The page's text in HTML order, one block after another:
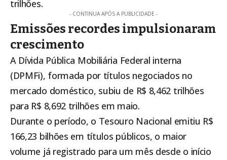
trilhões.
- CONTINUA APÓS A PUBLICIDADE -
Emissões recordes impulsionaram
crescimento
A Dívida Pública Mobiliária Federal interna
(DPMFi), formada por títulos negociados no
mercado doméstico, subiu de R$ 8,462 trilhões
para R$ 8,692 trilhões em maio.
Durante o período, o Tesouro Nacional emitiu R$
166,23 bilhões em títulos públicos, o maior
volume já registrado para um mês desde o início